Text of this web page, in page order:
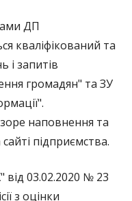
ДП
кваліфікований та
і запитів
громадян" та ЗУ
наповнення та
підприємства.
03.02.2020 № 23
з оцінки